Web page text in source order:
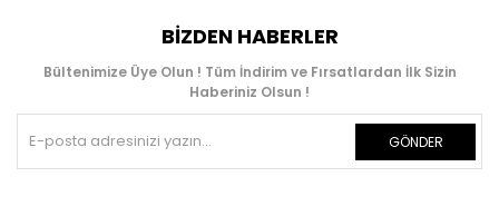
BIZDEN HABERLER
Bültenimize Üye Olun ! Tüm İndirim ve Fırsatlardan İlk Sizin
Haberiniz Olsun !
GÖNDER